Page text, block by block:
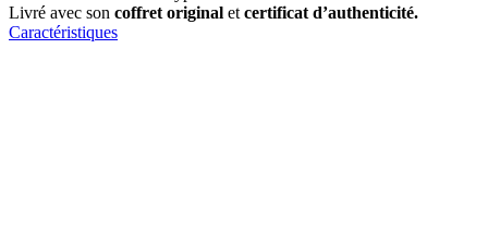
Livré avec son coffret original et certificat d’authenticité.
Caractéristiques